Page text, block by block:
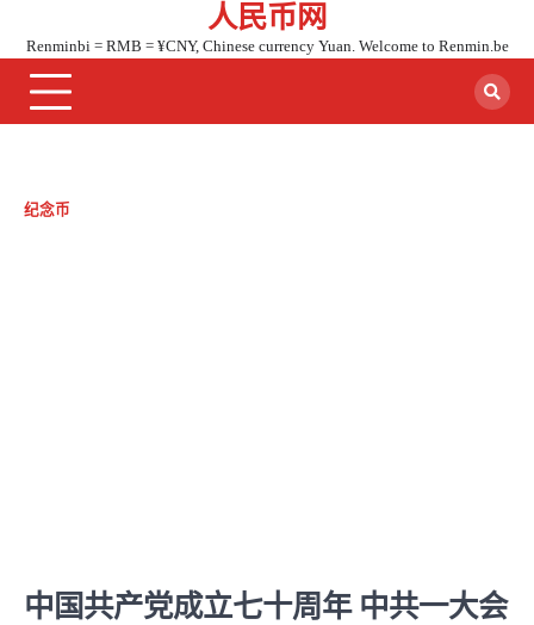
content
人民币网
Renminbi = RMB = ¥CNY, Chinese currency Yuan. Welcome to Renmin.be
纪念币
中国共产党成立七十周年 中共一大会